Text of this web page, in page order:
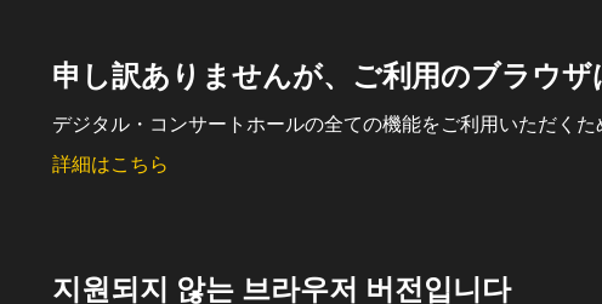
申し訳ありませんが、ご利用のブラウ
デジタル・コンサートホールの全ての機能をご利用いただく
詳細はこちら
지원되지 않는 브라우저 버전입니다